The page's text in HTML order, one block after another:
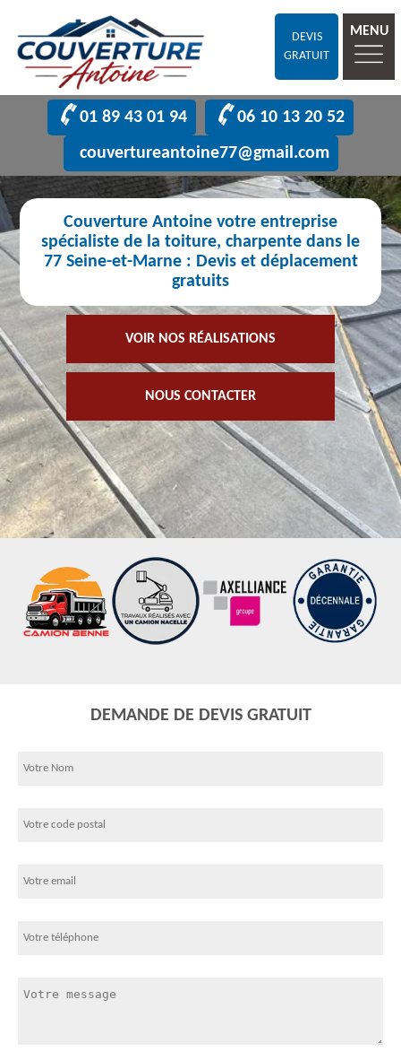
DEVIS
GRATUIT
MENU
01 89 43 01 94
06 10 13 20 52
couvertureantoine77@gmail.com
Couverture Antoine votre entreprise
spécialiste de la toiture, charpente dans le
77 Seine-et-Marne : Devis et déplacement
gratuits
VOIR NOS RÉALISATIONS
NOUS CONTACTER
DEMANDE DE DEVIS GRATUIT